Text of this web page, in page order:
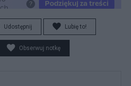
Udostępnij Lubię to!
Obserwuj notkę